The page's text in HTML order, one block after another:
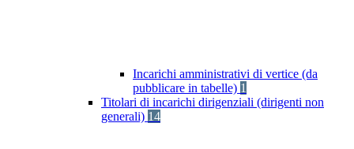
Incarichi amministrativi di vertice (da
pubblicare in tabelle) 1
Titolari di incarichi dirigenziali (dirigenti non
generali) 14